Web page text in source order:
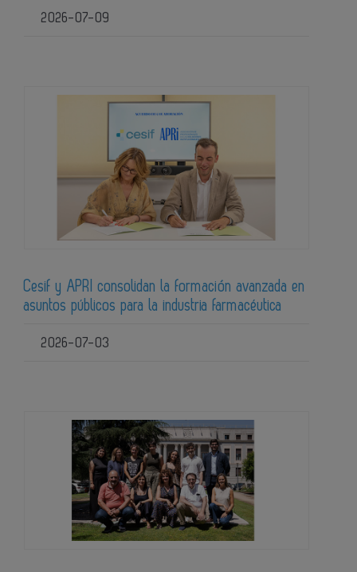
2026-07-09
Cesif y APRI consolidan la formación avanzada en
asuntos públicos para la industria farmacéutica
2026-07-03